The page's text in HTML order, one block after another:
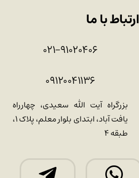
ارتباط با ما
۰۲۱-۹۱۰۲۰۴۰۶
۰۹۱۲۰۰۴۱۱۳۶
بزرگراه آیت الله سعیدی، چهارراه
یافت آباد، ابتدای بلوار معلم، پلاک ۱،
طبقه ۴